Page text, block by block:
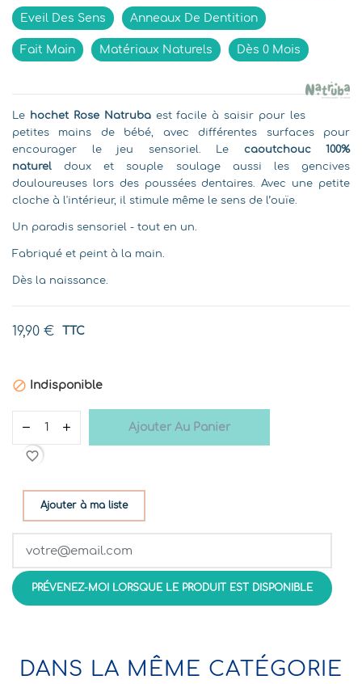
Eveil Des Sens Anneaux De Dentition
Fait Main Matériaux Naturels Dès 0 Mois
Le hochet Rose Natrubaest facile à saisir pour les
petites mains de bébé, avec différentes surfaces pour
encourager le jeu sensoriel. Le caoutchouc 100%
naturel doux et souple soulage aussi les gencives
douloureuses lors des poussées dentaires. Avec une petite
cloche à l'intérieur, il stimule même le sens de l’ouïe.
Un paradis sensoriel - tout en un.
Fabriqué et peint à la main.
Dès la naissance.
19,90 € TTC
 Indisponible
Ajouter Au Panier
favorite_border
Ajouter à ma liste
PRÉVENEZ-MOI LORSQUE LE PRODUIT EST DISPONIBLE
DANS LA MÊME CATÉGORIE